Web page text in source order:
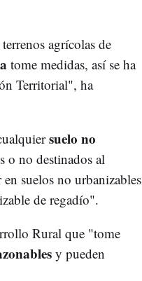
agrícolas de
tome medidas, así se ha
Territorial", ha
suelo no
o no destinados al
suelos no urbanizables
de regadío".
Rural que "tome
y pueden